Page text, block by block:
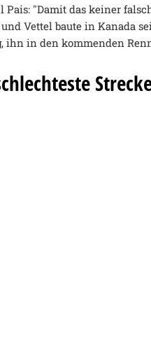
Pais: "Damit das keiner
und Vettel baute in Kanada
ihn in den kommenden